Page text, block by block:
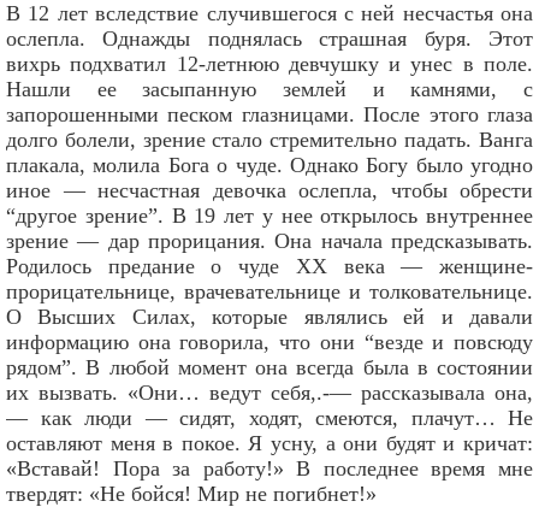
В 12 лет вследствие случившегося с ней несчастья она
ослепла. Однажды поднялась страшная буря. Этот
вихрь подхватил 12-летнюю девчушку и унес в поле.
Нашли ее засыпанную землей и камнями, с
запорошенными песком глазницами. После этого глаза
долго болели, зрение стало стремительно падать. Ванга
плакала, молила Бога о чуде. Однако Богу было угодно
иное — несчастная девочка ослепла, чтобы обрести
“другое зрение”. В 19 лет у нее открылось внутреннее
зрение — дар прорицания. Она начала предсказывать.
Родилось предание о чуде XX века — женщине-
прорицательнице, врачевательнице и толковательнице.
О Высших Силах, которые являлись ей и давали
информацию она говорила, что они “везде и повсюду
рядом”. В любой момент она всегда была в состоянии
их вызвать. «Они… ведут себя,.-— рассказывала она,
— как люди — сидят, ходят, смеются, плачут… Не
оставляют меня в покое. Я усну, а они будят и кричат:
«Вставай! Пора за работу!» В последнее время мне
твердят: «Не бойся! Мир не погибнет!»